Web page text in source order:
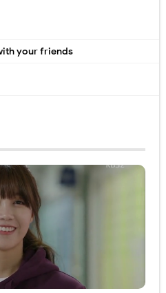
your friends